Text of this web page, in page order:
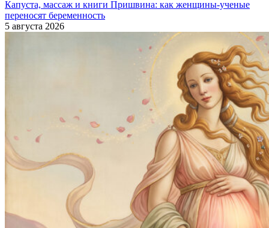
Капуста, массаж и книги Пришвина: как женщины-ученые
переносят беременность
5 августа 2026